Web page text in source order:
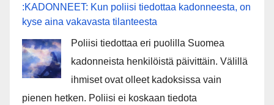
:KADONNEET: Kun poliisi tiedottaa kadonneesta, on
kyse aina vakavasta tilanteesta
Poliisi tiedottaa eri puolilla Suomea
kadonneista henkilöistä päivittäin. Välillä
ihmiset ovat olleet kadoksissa vain
pienen hetken. Poliisi ei koskaan tiedota